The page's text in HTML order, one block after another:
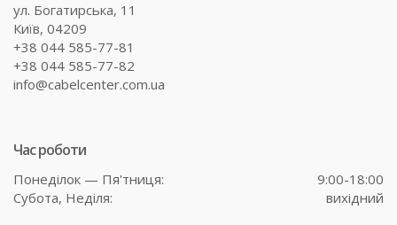
ул. Богатирська, 11
Київ, 04209
+38 044 585-77-81
+38 044 585-77-82
info@cabelcenter.com.ua
Час роботи
Понеділок — Пя'тниця:
9:00-18:00
Субота, Неділя: вихідний